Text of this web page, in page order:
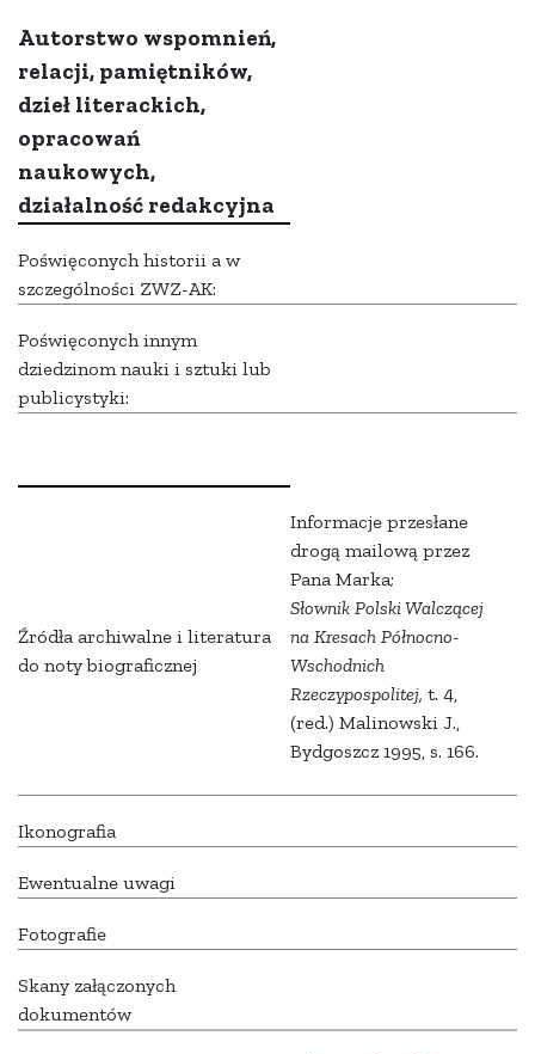
Autorstwo wspomnień,
relacji, pamiętników,
dzieł literackich,
opracowań
naukowych,
działalność redakcyjna
Poświęconych historii a w
szczególności ZWZ-AK:
Poświęconych innym
dziedzinom nauki i sztuki lub
publicystyki:
Źródła archiwalne i literatura
do noty biograficznej
Informacje przesłane
drogą mailową przez
Pana Marka;
Słownik Polski Walczącej
na Kresach Północno-
Wschodnich
Rzeczypospolitej, t. 4,
(red.) Malinowski J.,
Bydgoszcz 1995, s. 166.
Ikonografia
Ewentualne uwagi
Fotografie
Skany załączonych
dokumentów